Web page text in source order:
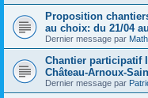
Proposition
au choix: du 21/04
Dernier message par
Chantier participatif
Château-Arnoux-
Dernier message par